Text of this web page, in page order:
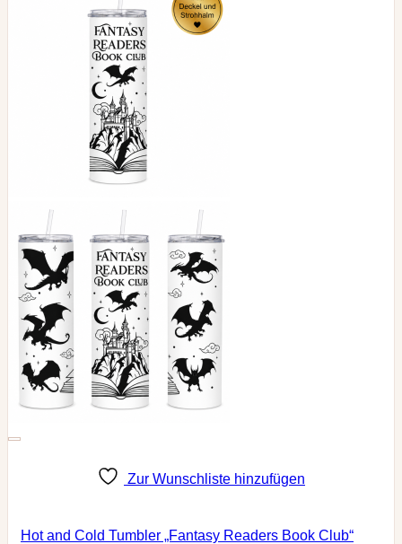
Zur Wunschliste hinzufügen
Hot and Cold Tumbler „Fantasy Readers Book Club“